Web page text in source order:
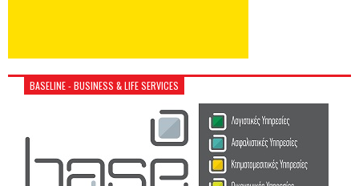
BASELINE - BUSINESS & LIFE SERVICES